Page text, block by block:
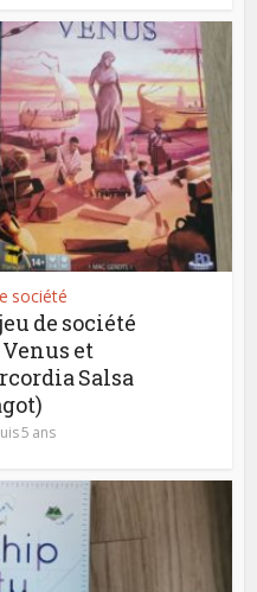
société
de société
et
Salsa
5 ans